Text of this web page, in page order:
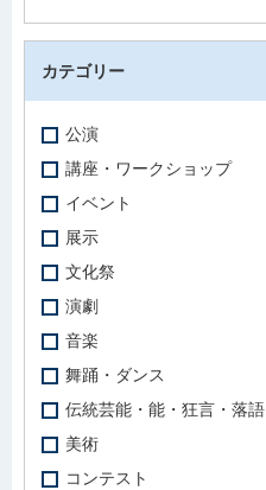
カテゴリー
公演
講座・ワークショップ
イベント
展示
文化祭
演劇
音楽
舞踊・ダンス
伝統芸能・能・狂言・落語
美術
コンテスト